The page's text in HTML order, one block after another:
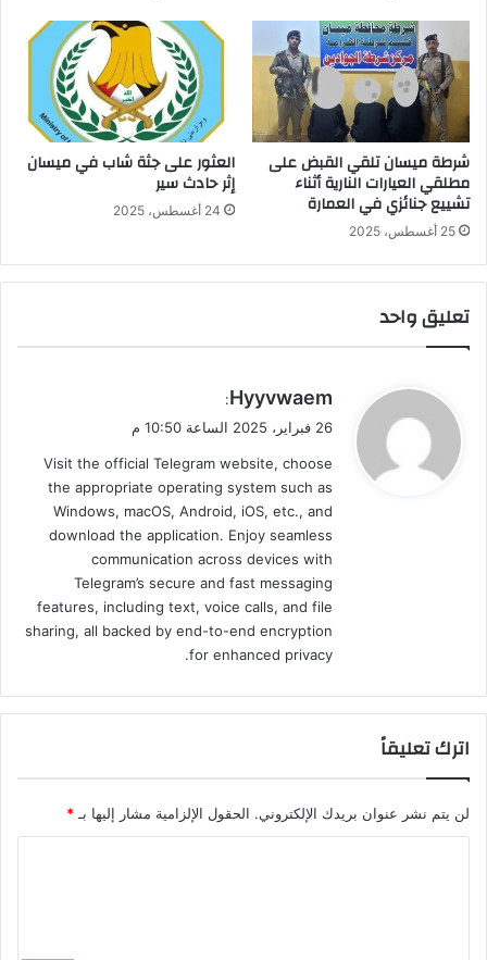
شرطة ميسان تلقي القبض على
مطلقي العيارات النارية أثناء
تشييع جنائزي في العمارة
25 أغسطس، 2025
العثور على جثة شاب في ميسان
إثر حادث سير
24 أغسطس، 2025
تعليق واحد
ي
ق
ل
Hyyvwaem
:
26 فبراير، 2025 الساعة 10:50 م
Visit the official Telegram website, choose
the appropriate operating system such as
Windows, macOS, Android, iOS, etc., and
download the application. Enjoy seamless
communication across devices with
Telegram’s secure and fast messaging
features, including text, voice calls, and file
sharing, all backed by end-to-end encryption
for enhanced privacy.
اترك تعليقاً
لن يتم نشر عنوان بريدك الإلكتروني. الحقول الإلزامية مشار إليها بـ*